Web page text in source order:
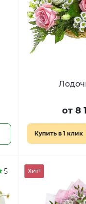
от 8
Купить в 1 клик
5 Хит!